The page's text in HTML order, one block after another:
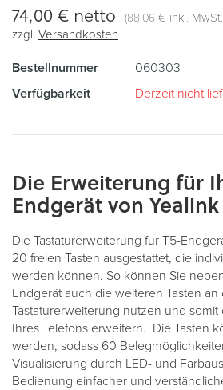
74,00 € netto (88,06 € inkl.
zzgl. Versandkosten
Bestellnummer
060303
Verfügbarkeit
Derzeit nicht
Die Erweiterung für
Endgerät von Yealink
Die Tastaturerweiterung für T5-
20 freien Tasten ausgestattet, die
werden können. So können Sie
Endgerät auch die weiteren Tasten an
Tastaturerweiterung nutzen und somit
Ihres Telefons erweitern. Die Tasten
werden, sodass 60
Visualisierung durch LED- und
Bedienung einfacher und